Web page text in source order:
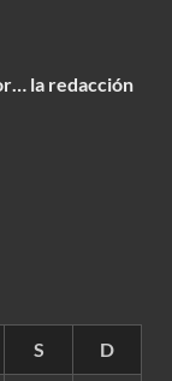
la redacción
S D